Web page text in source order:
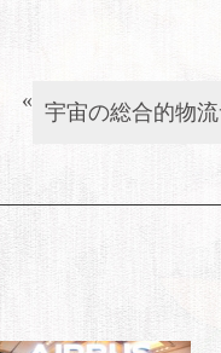
« 宇宙の総合的物